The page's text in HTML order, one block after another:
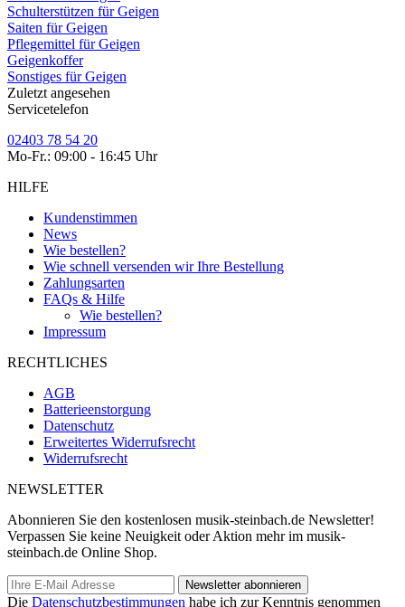
Schulterstützen für Geigen
Saiten für Geigen
Pflegemittel für Geigen
Geigenkoffer
Sonstiges für Geigen
Zuletzt angesehen
Servicetelefon
02403 78 54 20
Mo-Fr.: 09:00 - 16:45 Uhr
HILFE
Kundenstimmen
News
Wie bestellen?
Wie schnell versenden wir Ihre Bestellung
Zahlungsarten
FAQs & Hilfe
Wie bestellen?
Impressum
RECHTLICHES
AGB
Batterieenstorgung
Datenschutz
Erweitertes Widerrufsrecht
Widerrufsrecht
NEWSLETTER
Abonnieren Sie den kostenlosen musik-steinbach.de Newsletter!
Verpassen Sie keine Neuigkeit oder Aktion mehr im musik-
steinbach.de Online Shop.
Newsletter abonnieren
Die Datenschutzbestimmungen habe ich zur Kenntnis genommen